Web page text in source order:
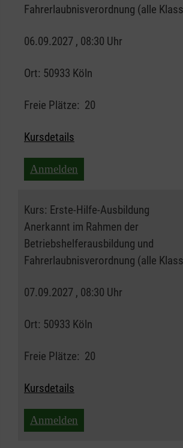
Fahrerlaubnisverordnung (alle
06.09.2027 , 08:30 Uhr
Ort: 50933 Köln
Freie Plätze: 20
Kursdetails
Anmelden
Kurs: Erste-Hilfe-Ausbildung
Anerkannt im Rahmen der
Betriebshelferausbildung und
Fahrerlaubnisverordnung (alle
07.09.2027 , 08:30 Uhr
Ort: 50933 Köln
Freie Plätze: 20
Kursdetails
Anmelden